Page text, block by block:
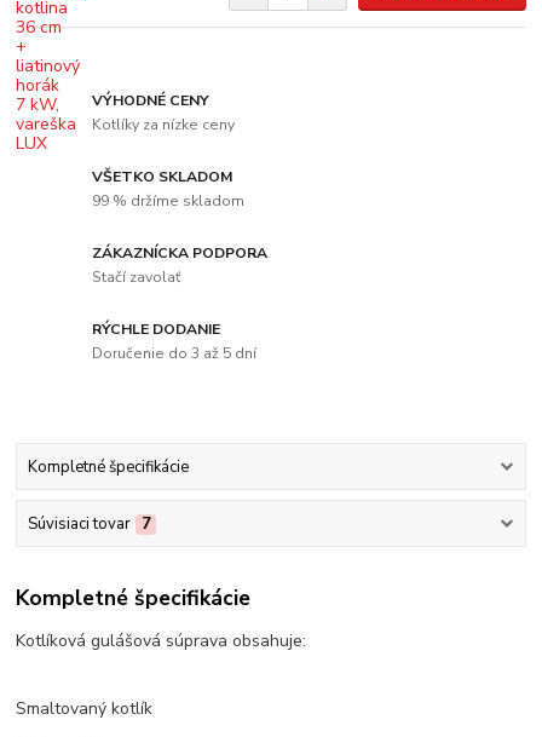
VÝHODNÉ CENY
Kotlíky za nízke ceny
VŠETKO SKLADOM
99 % držíme skladom
ZÁKAZNÍCKA PODPORA
Stačí zavolať
RÝCHLE DODANIE
Doručenie do 3 až 5 dní
Kompletné špecifikácie
Súvisiaci tovar 7
Kompletné špecifikácie
Kotlíková gulášová súprava obsahuje:
Smaltovaný kotlík